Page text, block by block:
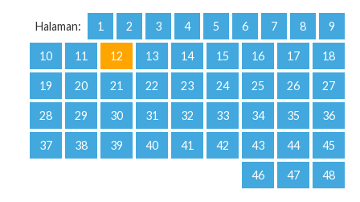
Halaman: 1 2 3 4 5 6 7 8 9
10 11 12 13 14 15 16 17 18
19 20 21 22 23 24 25 26 27
28 29 30 31 32 33 34 35 36
37 38 39 40 41 42 43 44 45
46 47 48